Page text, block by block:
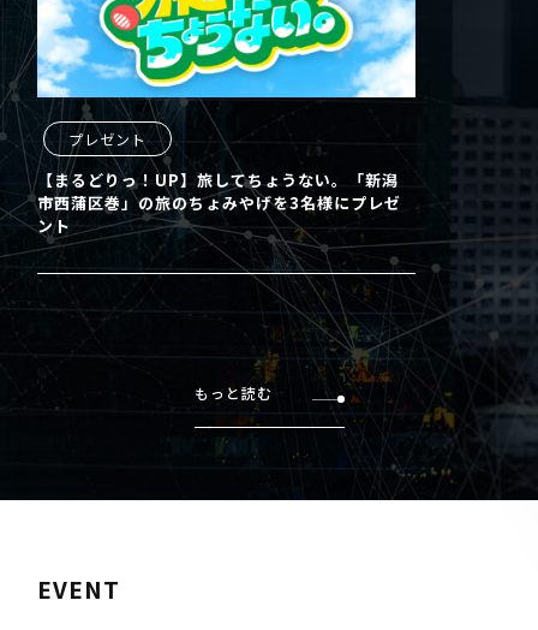
プレゼント
【まるどりっ！UP】旅してちょうない。「新潟
市西蒲区巻」の旅のちょみやげを3名様にプレゼ
ント
もっと読む
EVENT